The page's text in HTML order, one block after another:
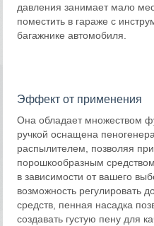
давления занимает мало
поместить в гараже с
багажнике автомобиля.
Эффект от применения
Она обладает множеством
ручкой оснащена
распылителем, позволяя
порошкообразным
в зависимости от вашего
возможность регулировать
средств, пенная насадка
создавать густую пену для